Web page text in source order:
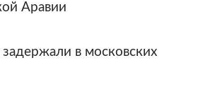
Аравии
в московских